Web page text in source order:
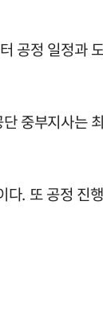
공정 일정과
중부지사는
. 또 공정 진